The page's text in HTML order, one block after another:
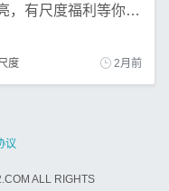
63万快手博主私定！可爱清纯漂亮，有尺度福利等你拿！125v1.14g百度盘
度 2月前
议
ALL RIGHTS